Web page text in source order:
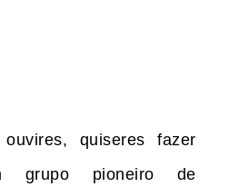
quiseres fazer
grupo pioneiro de